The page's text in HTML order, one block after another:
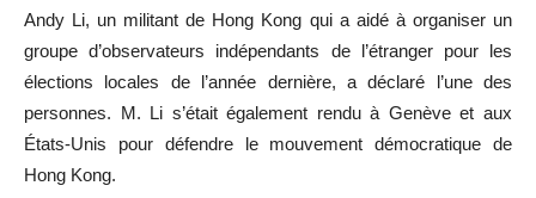
Andy Li, un militant de Hong Kong qui a aidé à organiser un
groupe d’observateurs indépendants de l’étranger pour les
élections locales de l’année dernière, a déclaré l’une des
personnes. M. Li s’était également rendu à Genève et aux
États-Unis pour défendre le mouvement démocratique de
Hong Kong.